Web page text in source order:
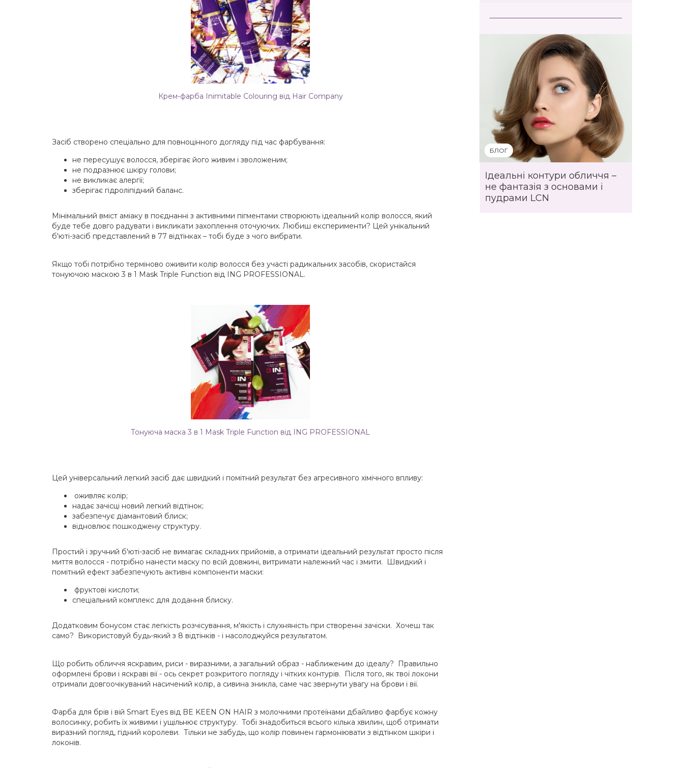
БЛОГ
Ідеальні контури обличчя –
не фантазія з основами і
пудрами LCN
Крем-фарба Inimitable Colouring від Hair Company
Засіб створено спеціально для повноцінного догляду під час фарбування:
не пересушує волосся, зберігає його живим і зволоженим;
не подразнює шкіру голови;
не викликає алергії;
зберігає гідроліпідний баланс.
Мінімальний вміст аміаку в поєднанні з активними пігментами створюють ідеальний колір волосся, який
буде тебе довго радувати і викликати захоплення оточуючих. Любиш експерименти? Цей унікальний
б'юті-засіб представлений в 77 відтінках – тобі буде з чого вибрати.
Якщо тобі потрібно терміново оживити колір волосся без участі радикальних засобів, скористайся
тонуючою маскою 3 в 1 Mask Triple Function від ING PROFESSIONAL.
Тонуюча маска 3 в 1 Mask Triple Function від ING PROFESSIONAL
Цей універсальний легкий засіб дає швидкий і помітний результат без агресивного хімічного впливу:
оживляє колір;
надає зачісці новий легкий відтінок;
забезпечує діамантовий блиск;
відновлює пошкоджену структуру.
Простий і зручний б'юті-засіб не вимагає складних прийомів, а отримати ідеальний результат просто після
миття волосся - потрібно нанести маску по всій довжині, витримати належний час і змити. Швидкий і
помітний ефект забезпечують активні компоненти маски:
фруктові кислоти;
спеціальний комплекс для додання блиску.
Додатковим бонусом стає легкість розчісування, м'якість і слухняність при створенні зачіски. Хочеш так
само? Використовуй будь-який з 8 відтінків - і насолоджуйся результатом.
Що робить обличчя яскравим, риси - виразними, а загальний образ - наближеним до ідеалу? Правильно
оформлені брови і яскраві вії - ось секрет розкритого погляду і чітких контурів. Після того, як твої локони
отримали довгоочікуваний насичений колір, а сивина зникла, саме час звернути увагу на брови і вії.
Фарба для брів і вій Smart Eyes від BE KEEN ON HAIR з молочними протеїнами дбайливо фарбує кожну
волосинку, робить їх живими і ущільнює структуру. Тобі знадобиться всього кілька хвилин, щоб отримати
виразний погляд, гідний королеви. Тільки не забудь, що колір повинен гармоніювати з відтінком шкіри і
локонів.